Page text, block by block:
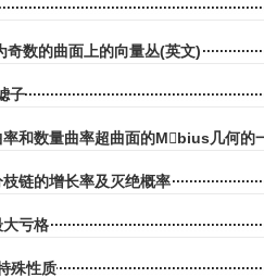
数的曲面上的向量丛(英文)
子
率和数量曲率超曲面的Mbius几何的
链的增长率及灭绝概率
亏格
殊性质